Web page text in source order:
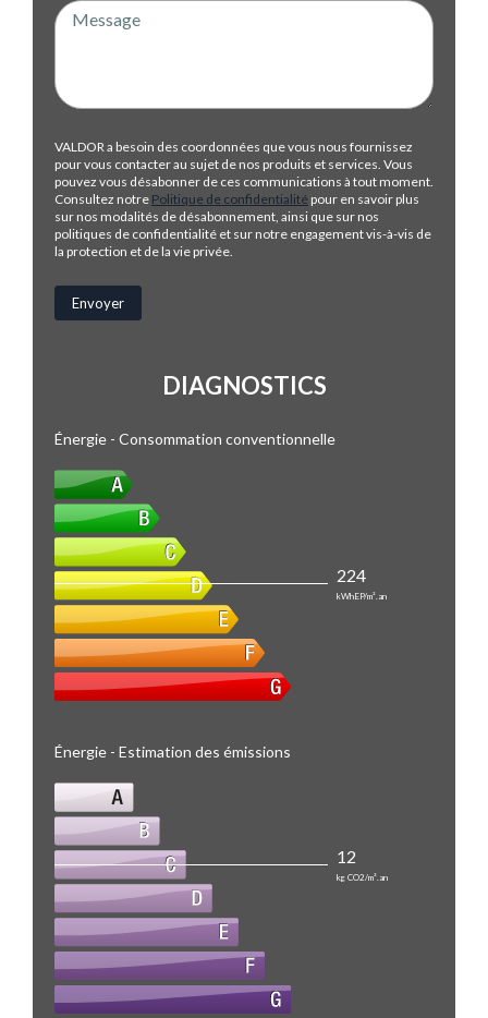
VALDOR a besoin des coordonnées que vous nous fournissez
pour vous contacter au sujet de nos produits et services. Vous
pouvez vous désabonner de ces communications à tout moment.
Consultez notre Politique de confidentialité pour en savoir plus
sur nos modalités de désabonnement, ainsi que sur nos
politiques de confidentialité et sur notre engagement vis-à-vis de
la protection et de la vie privée.
DIAGNOSTICS
Énergie - Consommation conventionnelle
224
kWhEP/m².an
Énergie - Estimation des émissions
12
kg CO2/m².an